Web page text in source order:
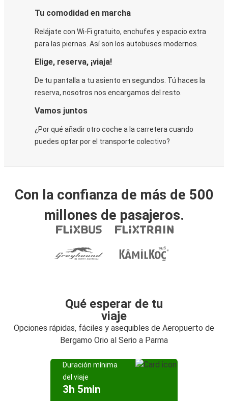
Tu comodidad en marcha
Relájate con Wi-Fi gratuito, enchufes y espacio extra
para las piernas. Así son los autobuses modernos.
Elige, reserva, ¡viaja!
De tu pantalla a tu asiento en segundos. Tú haces la
reserva, nosotros nos encargamos del resto.
Vamos juntos
¿Por qué añadir otro coche a la carretera cuando
puedes optar por el transporte colectivo?
Con la confianza de más de 500
millones de pasajeros.
Qué esperar de tu
viaje
Opciones rápidas, fáciles y asequibles de Aeropuerto de
Bergamo Orio al Serio a Parma
Duración mínima
del viaje
3h 5min